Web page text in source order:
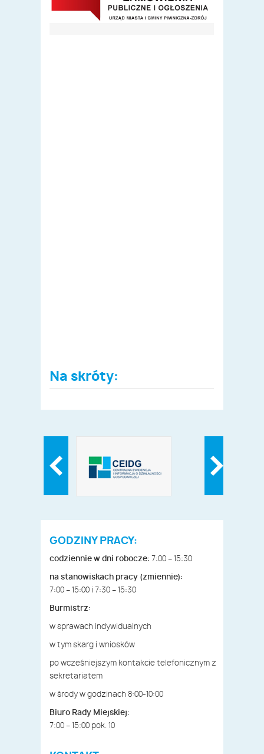
Na skróty:
GODZINY PRACY:
codziennie w dni robocze: 7:00 – 15:30
na stanowiskach pracy (zmiennie):
7:00 – 15:00 i 7:30 – 15:30
Burmistrz:
w sprawach indywidualnych
w tym skarg i wniosków
po wcześniejszym kontakcie telefonicznym z
sekretariatem
w środy w godzinach 8:00-10:00
Biuro Rady Miejskiej:
7:00 – 15:00 pok. 10